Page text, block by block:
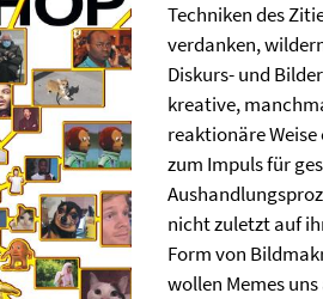
Techniken des
verdanken,
Diskurs- und
kreative,
reaktionäre Weise
zum Impuls für
nicht zuletzt auf
Form von
wollen Memes